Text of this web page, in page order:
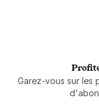
Garez-vous sur les